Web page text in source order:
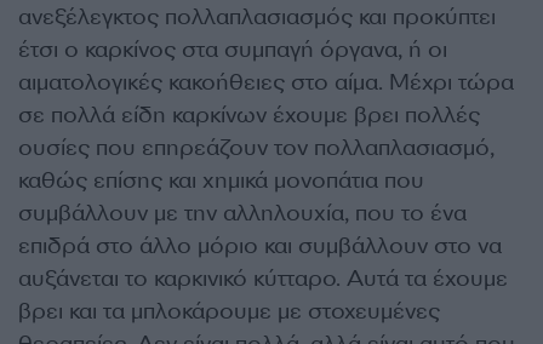
ανεξέλεγκτος πολλαπλασιασμός και προκύπτει
έτσι ο καρκίνος στα συμπαγή όργανα, ή οι
αιματολογικές κακοήθειες στο αίμα. Μέχρι τώρα
σε πολλά είδη καρκίνων έχουμε βρει πολλές
ουσίες που επηρεάζουν τον πολλαπλασιασμό,
καθώς επίσης και χημικά μονοπάτια που
συμβάλλουν με την αλληλουχία, που το ένα
επιδρά στο άλλο μόριο και συμβάλλουν στο να
αυξάνεται το καρκινικό κύτταρο. Αυτά τα έχουμε
βρει και τα μπλοκάρουμε με στοχευμένες